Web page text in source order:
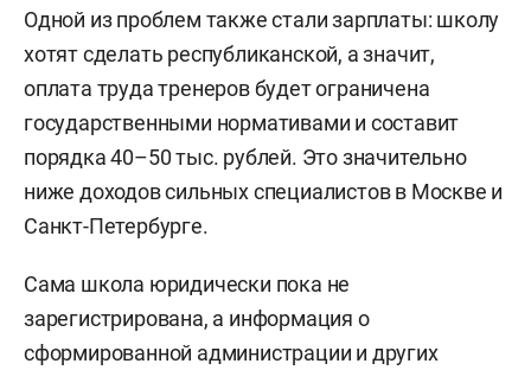
Одной из проблем также стали зарплаты: школу
хотят сделать республиканской, а значит,
оплата труда тренеров будет ограничена
государственными нормативами и составит
порядка 40–50 тыс. рублей. Это значительно
ниже доходов сильных специалистов в Москве и
Санкт-Петербурге.
Сама школа юридически пока не
зарегистрирована, а информация о
сформированной администрации и других